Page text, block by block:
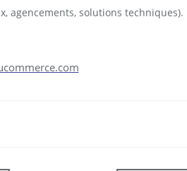
agencements, solutions techniques).